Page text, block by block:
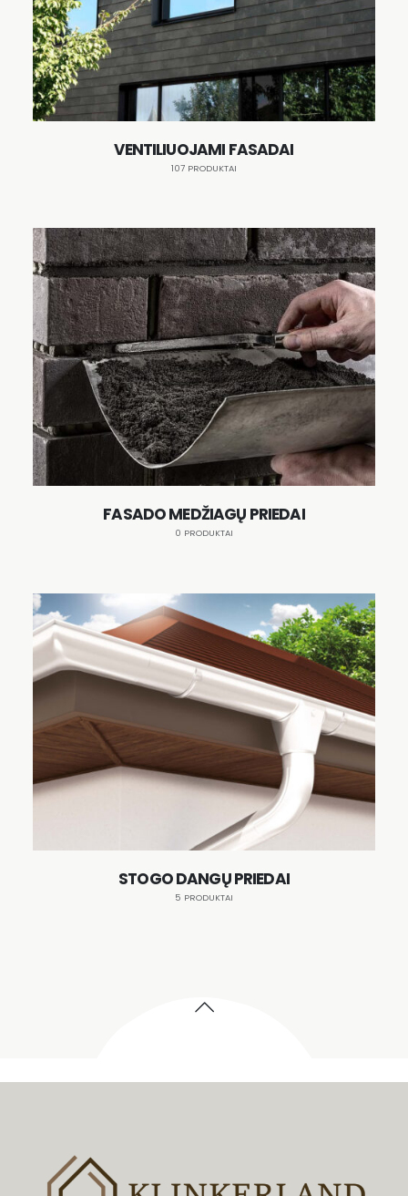
VENTILIUOJAMI FASADAI
107 PRODUKTAI
FASADO MEDŽIAGŲ PRIEDAI
0 PRODUKTAI
STOGO DANGŲ PRIEDAI
5 PRODUKTAI